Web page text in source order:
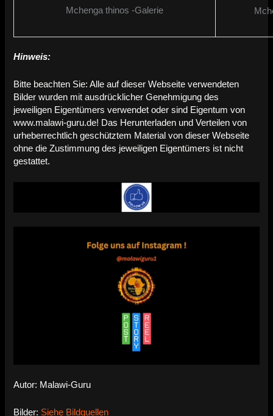
Mchenga thinos -Galerie
Hinweis:
Bitte beachten Sie: Alle auf dieser Webseite verwendeten
Bilder wurden mit ausdrücklicher Genehmigung des
jeweiligen Eigentümers verwendet oder sind Eigentum von
www.malawi-guru.de! Das Herunterladen und Verteilen von
urheberrechtlich geschütztem Material von dieser Webseite
ohne die Zustimmung des jeweiligen Eigentümers ist nicht
gestattet.
Autor: Malawi-Guru
Bilder: Siehe Bildquellen